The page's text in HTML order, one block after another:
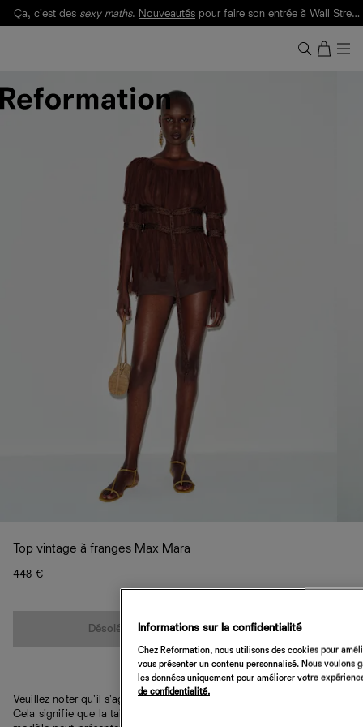
Ça, c'est des sexy maths. Nouveautés pour faire son entrée à Wall Street.
Top vintage à franges Max Mara
448 €
Désolé, cet article n’est pas disponible
Veuillez noter qu'il s'agit d'une pièce vintage unique en son genre.
Cela signifie que la taille et la couleur peuvent varier et que le
Informations sur la confidentialité
Chez Reformation, nous utilisons des cookies pour
vous présenter un contenu personnalisé. Nous
les données uniquement pour améliorer votre
de confidentialité.